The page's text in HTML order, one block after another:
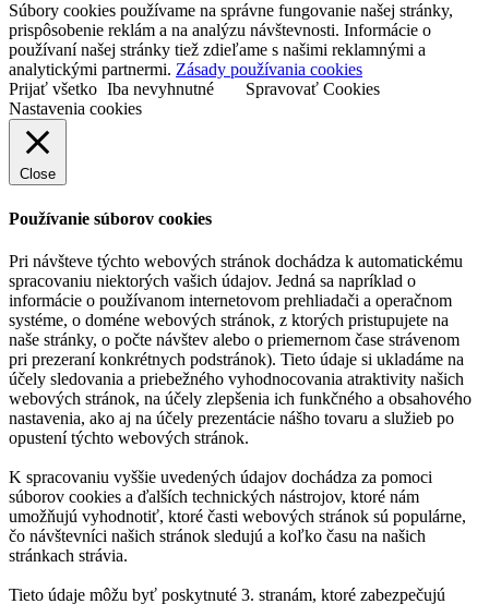
Súbory cookies používame na správne fungovanie našej stránky,
prispôsobenie reklám a na analýzu návštevnosti. Informácie o
používaní našej stránky tiež zdieľame s našimi reklamnými a
analytickými partnermi. Zásady používania cookies
Prijať všetko Iba nevyhnutné
Spravovať Cookies
Nastavenia cookies
Close
Používanie súborov cookies
Pri návšteve týchto webových stránok dochádza k automatickému
spracovaniu niektorých vašich údajov. Jedná sa napríklad o
informácie o používanom internetovom prehliadači a operačnom
systéme, o doméne webových stránok, z ktorých pristupujete na
naše stránky, o počte návštev alebo o priemernom čase strávenom
pri prezeraní konkrétnych podstránok). Tieto údaje si ukladáme na
účely sledovania a priebežného vyhodnocovania atraktivity našich
webových stránok, na účely zlepšenia ich funkčného a obsahového
nastavenia, ako aj na účely prezentácie nášho tovaru a služieb po
opustení týchto webových stránok.
K spracovaniu vyššie uvedených údajov dochádza za pomoci
súborov cookies a ďalších technických nástrojov, ktoré nám
umožňujú vyhodnotiť, ktoré časti webových stránok sú populárne,
čo návštevníci našich stránok sledujú a koľko času na našich
stránkach strávia.
Tieto údaje môžu byť poskytnuté 3. stranám, ktoré zabezpečujú